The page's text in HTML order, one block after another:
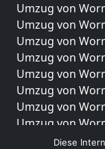
Umzug von
Umzug von
Umzug von
Umzug von
Umzug von
Umzug von
Umzug von
Umzug von
Umzug von
Diese